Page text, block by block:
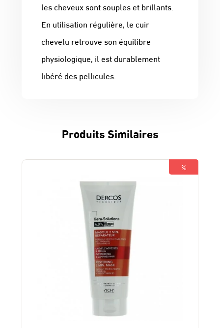
les cheveux sont souples et brillants.
En utilisation régulière, le cuir
chevelu retrouve son équilibre
physiologique, il est durablement
libéré des pellicules.
Produits Similaires
%